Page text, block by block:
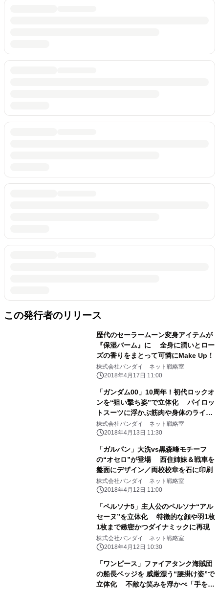
この発行者のリリース
歴代のセーラームーン変身アイテムが
『保湿バーム』に 全身に潤いとロー
ズの香りをまとって可憐にMake Up！
株式会社バンダイ ネット戦略室
2018年4月17日 11:00
「ガンダム00」10周年！初代ロックオ
ンを“狙い撃ち姿”で立体化 パイロッ
トスーツに浮かぶ筋肉や身体のライン
まで再現
株式会社バンダイ ネット戦略室
2018年4月13日 11:30
「ガルパン」大洗vs黒森峰モチーフ
の“オセロ”が登場 西住姉妹＆戦車を
盤面にデザイン／両校校章を石に印刷
株式会社バンダイ ネット戦略室
2018年4月12日 11:00
「ペルソナ5」主人公のペルソナ“アル
セーヌ”を立体化 特徴的な顔や羽1枚
1枚まで緻密かつダイナミックに再現
株式会社バンダイ ネット戦略室
2018年4月12日 10:30
「ワンピース」ファイアタンク海賊団
の船長ベッジを 威厳漂う“腰掛け姿”で
立体化 不敵な笑みを浮かべ「手を組